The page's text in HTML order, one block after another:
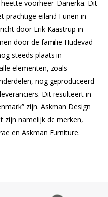
voorheen Danerka. Dit
prachtige eiland Funen in
door Erik Kaastrup in
door de familie Hudevad
steeds plaats in
elementen, zoals
nog geproduceerd
Dit resulteert in
zijn. Askman Design
zijn namelijk de merken,
en Askman Furniture.